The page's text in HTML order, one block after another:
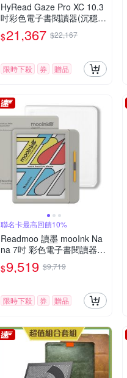
HyRead Gaze Pro XC 10.3
吋彩色電子書閱讀器(沉穩
黑)+10.3吋側翻軟膠殼 (組
合)
$21,367 $22,167
限時下殺 券 贈品
聯名卡最高回饋10%
Readmoo 讀墨 mooInk Na
na 7吋 彩色電子書閱讀器-
迷月白+7吋透明殼 (組合)
$9,519 $9,719
限時下殺 券 贈品